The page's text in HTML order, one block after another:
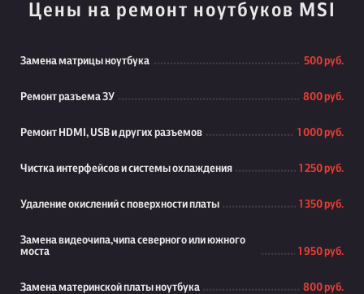
Цены на ремонт ноутбуков MSI
Замена матрицы ноутбука 500 руб.
Ремонт разъема ЗУ 800 руб.
Ремонт HDMI, USB и других разъемов 1 000 руб.
Чистка интерфейсов и системы охлаждения 1 250 руб.
Удаление окислений с поверхности платы 1 350 руб.
Замена видеочипа,чипа северного или южного
моста
1 950 руб.
Замена материнской платы ноутбука 800 руб.